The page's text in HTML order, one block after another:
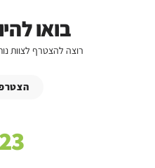
בואו
רוצה להצטרף לצוות